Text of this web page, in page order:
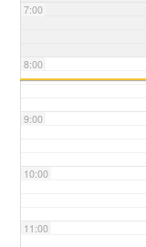
7:00
8:00
9:00
10:00
11:00